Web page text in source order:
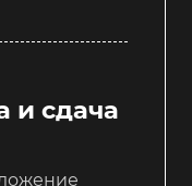
и сдача